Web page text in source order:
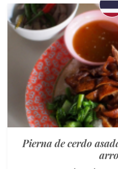
Pierna de cerdo